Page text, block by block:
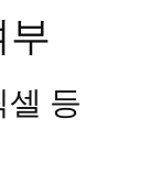
부
셀 등